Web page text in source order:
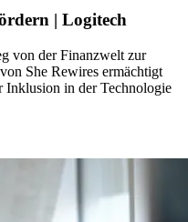
| Logitech
von der Finanzwelt zur
She Rewires ermächtigt
Inklusion in der Technologie